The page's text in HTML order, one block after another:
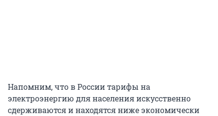
Напомним, что в России тарифы на
электроэнергию для населения искусственно
сдерживаются и находятся ниже экономически